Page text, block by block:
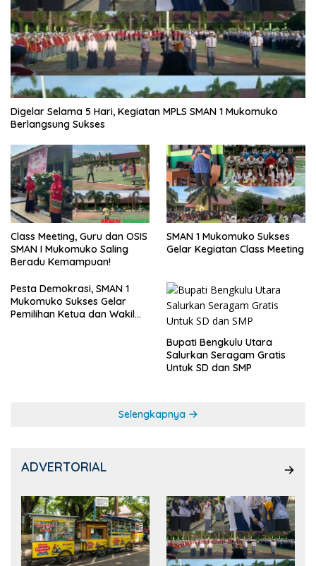
Digelar Selama 5 Hari, Kegiatan MPLS SMAN 1 Mukomuko
Berlangsung Sukses
Class Meeting, Guru dan OSIS
SMAN I Mukomuko Saling
Beradu Kemampuan!
SMAN 1 Mukomuko Sukses
Gelar Kegiatan Class Meeting
Pesta Demokrasi, SMAN 1
Mukomuko Sukses Gelar
Pemilihan Ketua dan Wakil
Bupati Bengkulu Utara
Salurkan Seragam Gratis
Untuk SD dan SMP
Selengkapnya
ADVERTORIAL